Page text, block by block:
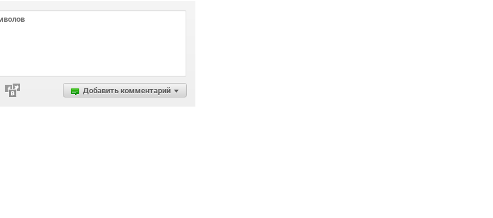
Добавить комментарий